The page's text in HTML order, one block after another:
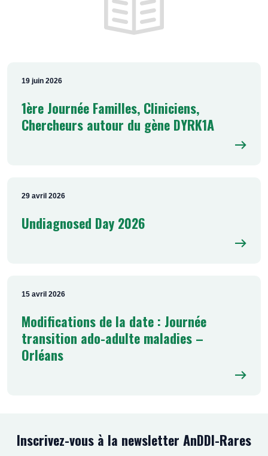
19 juin 2026
1ère Journée Familles, Cliniciens,
Chercheurs autour du gène DYRK1A
29 avril 2026
Undiagnosed Day 2026
15 avril 2026
Modifications de la date : Journée
transition ado-adulte maladies –
Orléans
Inscrivez-vous à la newsletter AnDDI-Rares